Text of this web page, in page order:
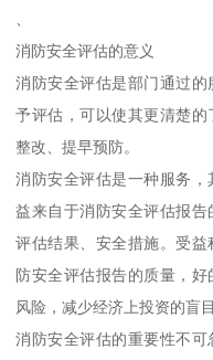
消防安全评估的意义
消防安全评估是部门通过
予评估，可以使其更清楚
整改、提早预防。
消防安全评估是一种服务
益来自于消防安全评估报
评估结果、安全措施。受
防安全评估报告的质量，
风险，减少经济上投资的盲目
消防安全评估的重要性不